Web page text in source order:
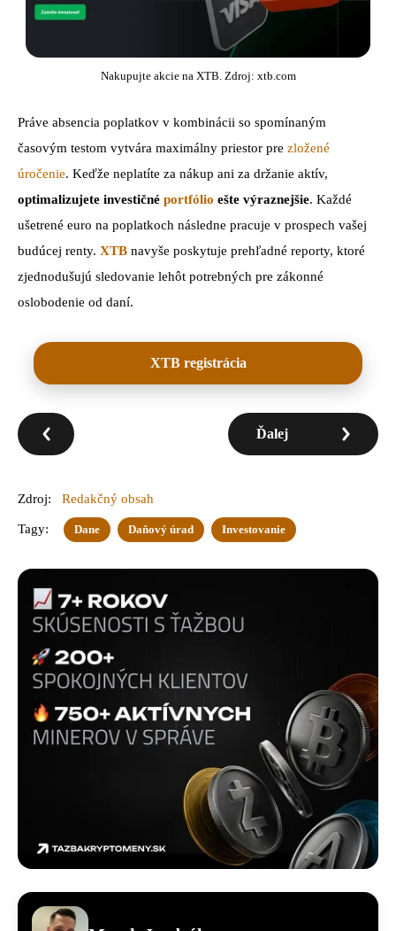
Nakupujte akcie na XTB. Zdroj: xtb.com
Práve absencia poplatkov v kombinácii so spomínaným
časovým testom vytvára maximálny priestor pre zložené
úročenie. Keďže neplatíte za nákup ani za držanie aktív,
optimalizujete investičné portfólio ešte výraznejšie. Každé
ušetrené euro na poplatkoch následne pracuje v prospech vašej
budúcej renty. XTB navyše poskytuje prehľadné reporty, ktoré
zjednodušujú sledovanie lehôt potrebných pre zákonné
oslobodenie od daní.
XTB registrácia
Ďalej
Zdroj: Redakčný obsah
Tagy: Dane Daňový úrad Investovanie